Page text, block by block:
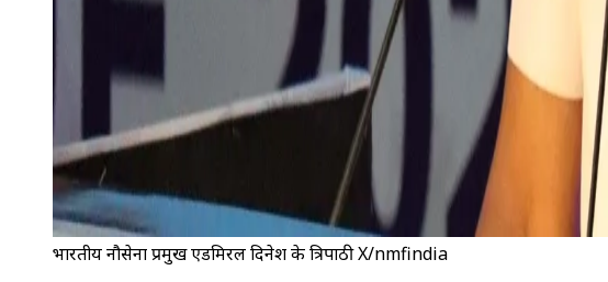
भारतीय नौसेना प्रमुख एडमिरल दिनेश के त्रिपाठी X/nmfindia